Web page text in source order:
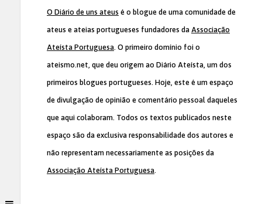
O Diário de uns ateus é o blogue de uma comunidade de
ateus e ateias portugueses fundadores da Associação
Ateísta Portuguesa. O primeiro domínio foi o
ateismo.net, que deu origem ao Diário Ateísta, um dos
primeiros blogues portugueses. Hoje, este é um espaço
de divulgação de opinião e comentário pessoal daqueles
que aqui colaboram. Todos os textos publicados neste
espaço são da exclusiva responsabilidade dos autores e
não representam necessariamente as posições da
Associação Ateísta Portuguesa.